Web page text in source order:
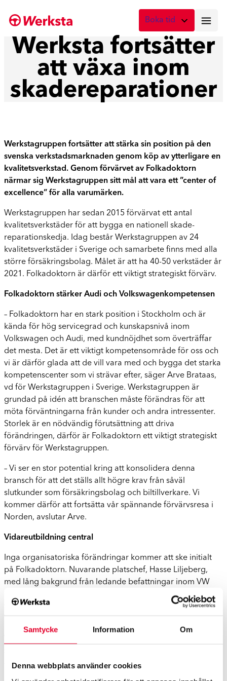
Samtycke Information Om
Denna webbplats använder cookies
till
Boka tid
Vad önskar du att boka?
Digital skadebesiktning
Fota skadan med mobilen
Skadebesiktning på verkstad
Boka tid för service
Boka reparation av vindruta
Byte av vindruta
Boka byte av vindruta
Werksta fortsätter
att växa inom
skadereparationer
Werkstagruppen fortsätter att stärka sin position på den
svenska verkstadsmarknaden genom köp av ytterligare en
kvalitetsverkstad. Genom förvärvet av Folkadoktorn
närmar sig Werkstagruppen sitt mål att vara ett ”center of
excellence” för alla varumärken.
Werkstagruppen har sedan 2015 förvärvat ett antal
kvalitetsverkstäder för att bygga en nationell skade-
reparationskedja. Idag består Werkstagruppen av 24
kvalitetsverkstäder i Sverige och samarbete finns med alla
större försäkringsbolag. Målet är att ha 40-50 verkstäder år
2021. Folkadoktorn är därför ett viktigt strategiskt förvärv.
Folkadoktorn stärker Audi och Volkswagenkompetensen
– Folkadoktorn har en stark position i Stockholm och är
kända för hög servicegrad och kunskapsnivå inom
Volkswagen och Audi, med kundnöjdhet som överträffar
det mesta. Det är ett viktigt kompetensområde för oss och
vi är därför glada att de vill vara med och bygga det starka
kompetenscenter som vi strävar efter, säger Arve Brataas,
vd för Werkstagruppen i Sverige. Werkstagruppen är
grundad på idén att branschen måste förändras för att
möta förväntningarna från kunder och andra intressenter.
Storlek är en nödvändig förutsättning att driva
förändringen, därför är Folkadoktorn ett viktigt strategiskt
förvärv för Werkstagruppen.
– Vi ser en stor potential kring att konsolidera denna
bransch för att det ställs allt högre krav från såväl
slutkunder som försäkringsbolag och biltillverkare. Vi
kommer därför att fortsätta vår spännande förvärvsresa i
Norden, avslutar Arve.
Vidareutbildning central
Inga organisatoriska förändringar kommer att ske initialt
på Folkadoktorn. Nuvarande platschef, Hasse Liljeberg,
med lång bakgrund från ledande befattningar inom VW
och Audi, fortsätter i samma roll. Hasse kommer att vara en
viktig del i att vidareutveckla kompetensen för Audi och
Volkswagen inom Werkstagruppen.
– Med den snabba teknikutvecklingen och komplexiteten i